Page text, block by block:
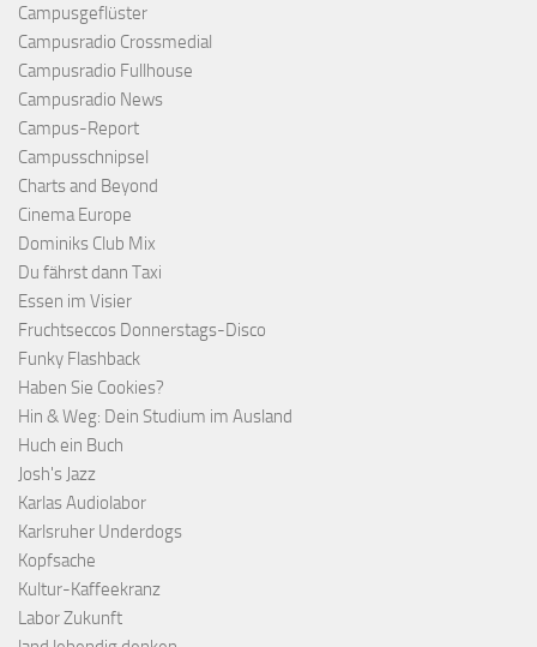
Campusgeflüster
Campusradio Crossmedial
Campusradio Fullhouse
Campusradio News
Campus-Report
Campusschnipsel
Charts and Beyond
Cinema Europe
Dominiks Club Mix
Du fährst dann Taxi
Essen im Visier
Fruchtseccos Donnerstags-Disco
Funky Flashback
Haben Sie Cookies?
Hin & Weg: Dein Studium im Ausland
Huch ein Buch
Josh's Jazz
Karlas Audiolabor
Karlsruher Underdogs
Kopfsache
Kultur-Kaffeekranz
Labor Zukunft